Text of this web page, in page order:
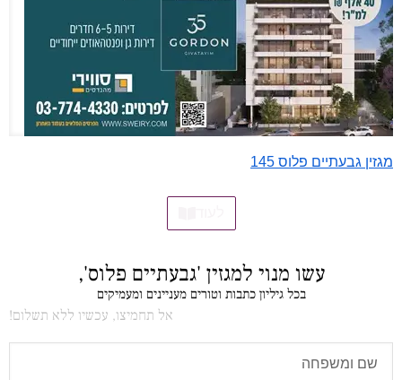
מגזין גבעתיים פלוס 145
עשו מנוי למגזין 'גבעתיים פלוס',
בכל גיליון כתבות וטורים מעניינים ומעמיקים
אל תחמיצו, עכשיו ללא תשלום!